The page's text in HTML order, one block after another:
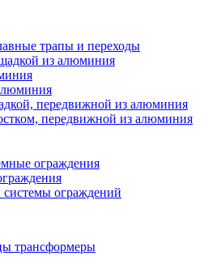
трапы и переходы
из алюминия
передвижной из алюминия
передвижной из алюминия
ограждения
ограждений
трансформеры